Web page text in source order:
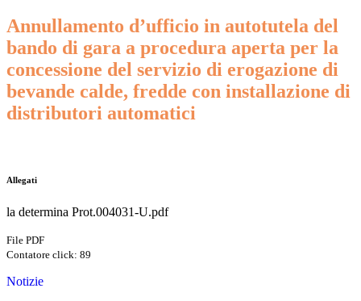
Annullamento d’ufficio in autotutela del
bando di gara a procedura aperta per la
concessione del servizio di erogazione di
bevande calde, fredde con installazione di
distributori automatici
Allegati
la determina Prot.004031-U.pdf
File PDF
Contatore click: 89
Notizie